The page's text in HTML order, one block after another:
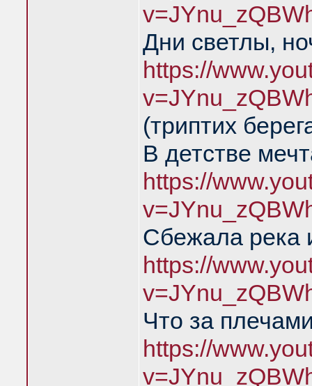
Дни светлы,
https://
(триптих
В детстве
https://
Сбежала река
https://
Что за
https://